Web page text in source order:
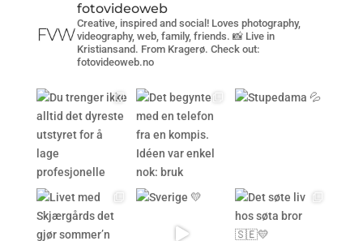
fotovideoweb
Creative, inspired and social! Loves photography,
videography, web, family, friends. 📸 Live in
Kristiansand. From Kragerø. Check out:
fotovideoweb.no